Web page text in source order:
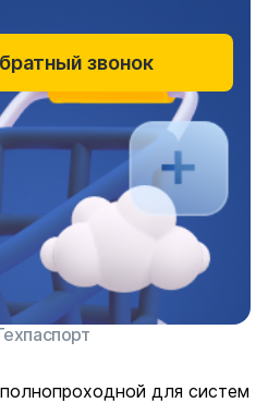
для систем
звонок